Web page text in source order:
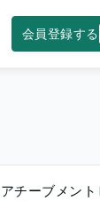
会員登録する
アチーブメン